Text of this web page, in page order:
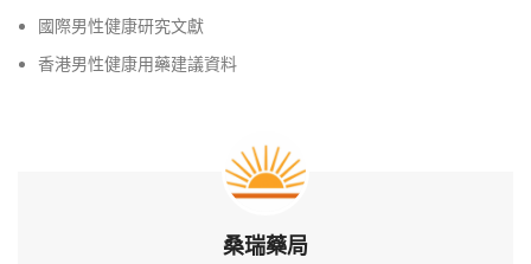
國際男性健康研究文獻
香港男性健康用藥建議資料
桑瑞藥局